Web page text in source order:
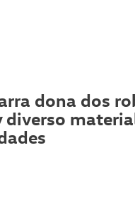
dona dos
diverso